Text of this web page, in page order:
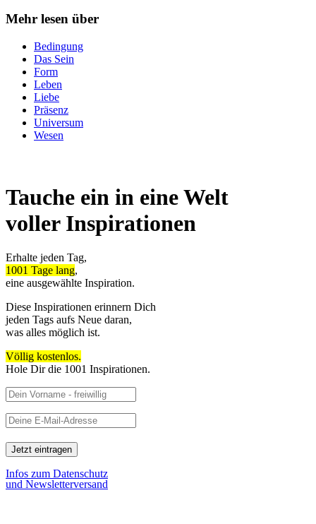
Mehr lesen über
Bedingung
Das Sein
Form
Leben
Liebe
Präsenz
Universum
Wesen
Tauche ein in eine Welt
voller Inspirationen
Erhalte jeden Tag,
1001 Tage lang,
eine ausgewählte Inspiration.
Diese Inspirationen erinnern Dich
jeden Tags aufs Neue daran,
was alles möglich ist.
Völlig kostenlos.
Hole Dir die 1001 Inspirationen.
Infos zum Datenschutz
und Newsletterversand